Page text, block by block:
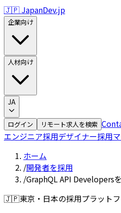
🇯🇵 JapanDev.jp
企業向け
人材向け
JA
ログイン リモート求人を検索
エンジニア採用デザイナー採用
ホーム
/開発者を採用
/GraphQL API Developers
🇯🇵東京・日本の採用プラット